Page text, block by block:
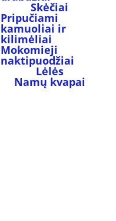
Skėčiai
Pripučiami
kamuoliai ir
kilimėliai
Mokomieji
naktipuodžiai
Lėlės
Namų kvapai